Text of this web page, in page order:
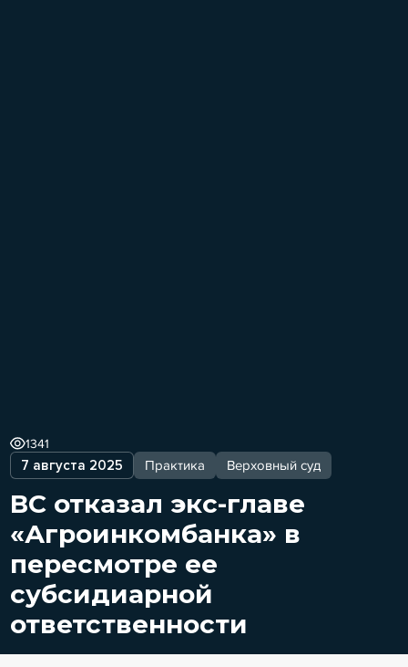
7 августа 2025 Практика Верховный суд
1341
ВС отказал экс-главе
«Агроинкомбанка» в
пересмотре ее
субсидиарной
ответственности